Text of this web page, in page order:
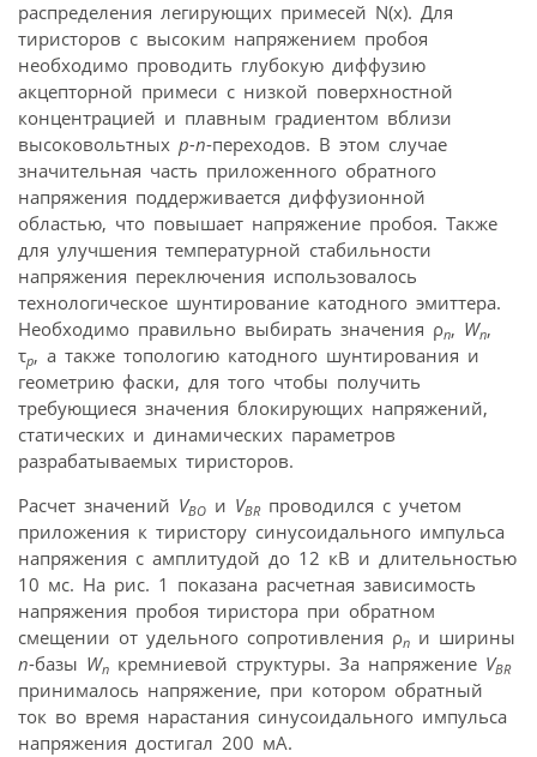
распределения легирующих примесей N(x). Для
тиристоров с высоким напряжением пробоя
необходимо проводить глубокую диффузию
акцепторной примеси с низкой поверхностной
концентрацией и плавным градиентом вблизи
высоковольтных p-n-переходов. В этом случае
значительная часть приложенного обратного
напряжения поддерживается диффузионной
областью, что повышает напряжение пробоя. Также
для улучшения температурной стабильности
напряжения переключения использовалось
технологическое шунтирование катодного эмиттера.
Необходимо правильно выбирать значения ρn, Wn,
τp, а также топологию катодного шунтирования и
геометрию фаски, для того чтобы получить
требующиеся значения блокирующих напряжений,
статических и динамических параметров
разрабатываемых тиристоров.
Расчет значений VBO и VBRпроводился с учетом
приложения к тиристору синусоидального импульса
напряжения с амплитудой до 12 кВ и длительностью
10 мс. На рис. 1 показана расчетная зависимость
напряжения пробоя тиристора при обратном
смещении от удельного сопротивления ρn и ширины
n-базы Wn кремниевой структуры. За напряжение VBR
принималось напряжение, при котором обратный
ток во время нарастания синусоидального импульса
напряжения достигал 200 мА.